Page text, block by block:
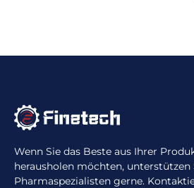
Wenn Sie das Beste aus Ihrer
herausholen möchten, unterstützen
Pharmaspezialisten gerne.